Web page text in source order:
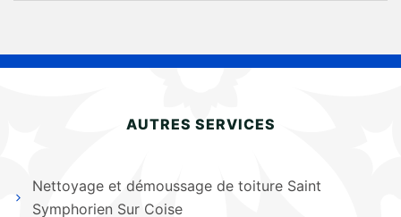
AUTRES SERVICES
Nettoyage et démoussage de toiture Saint
Symphorien Sur Coise